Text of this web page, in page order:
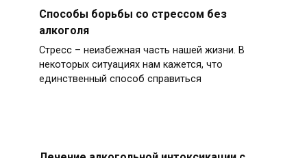
Способы борьбы со стрессом без
алкоголя
Стресс – неизбежная часть нашей жизни. В
некоторых ситуациях нам кажется, что
единственный способ справиться